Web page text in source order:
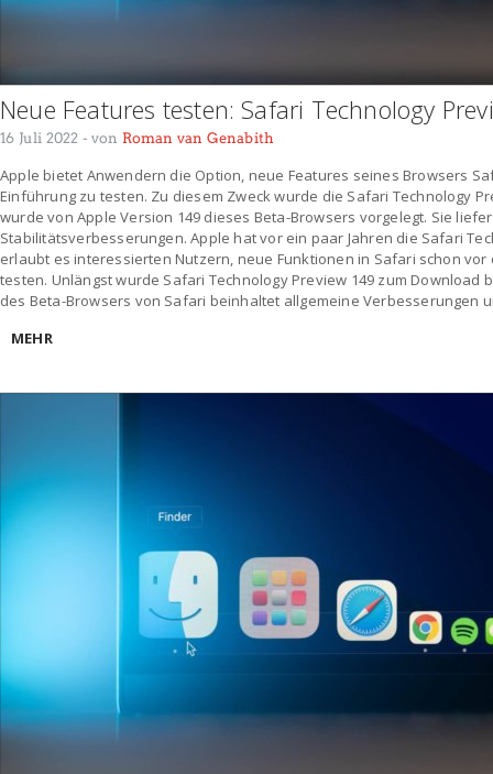
Neue Features testen: Safari Technology
16 Juli 2022 - von Roman van Genabith
Apple bietet Anwendern die Option, neue Features seines Browsers
Einführung zu testen. Zu diesem Zweck wurde die Safari Technology
wurde von Apple Version 149 dieses Beta-Browsers vorgelegt. Sie
Stabilitätsverbesserungen. Apple hat vor ein paar Jahren die Safari
erlaubt es interessierten Nutzern, neue Funktionen in Safari schon
testen. Unlängst wurde Safari Technology Preview 149 zum Download
des Beta-Browsers von Safari beinhaltet allgemeine Verbesserungen
MEHR